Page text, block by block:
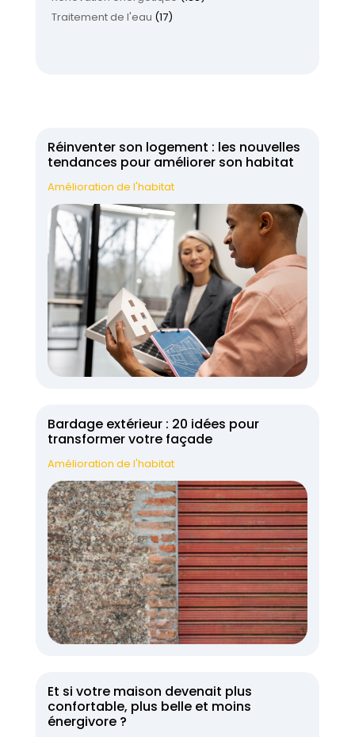
Traitement de l'eau (17)
Réinventer son logement : les nouvelles
tendances pour améliorer son habitat
Amélioration de l'habitat
Bardage extérieur : 20 idées pour
transformer votre façade
Amélioration de l'habitat
Et si votre maison devenait plus
confortable, plus belle et moins
énergivore ?